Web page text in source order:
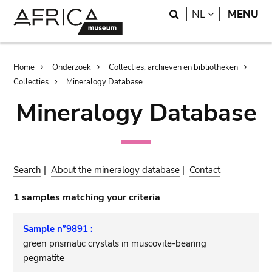
Search
NL LANGUAGE
MENU
Breadcrumb
Home Onderzoek
Collecties, archieven en bibliotheken
Collecties
Mineralogy Database
Mineralogy Database
Search |About the mineralogy database | Contact
1 samples matching your criteria
Sample n°9891 :
green prismatic crystals in muscovite-bearing
pegmatite